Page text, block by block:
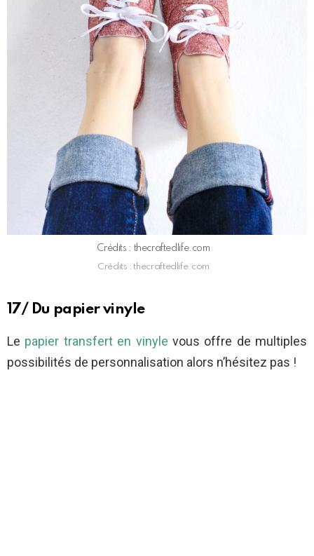
Crédits : thecraftedlife.com
Crédits : thecraftedlife.com
17/ Du papier vinyle
Le papier transfert en vinyle vous offre de multiples
possibilités de personnalisation alors n’hésitez pas !